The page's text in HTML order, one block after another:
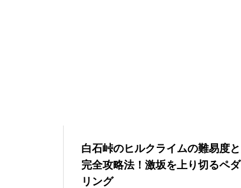
白石峠のヒルクライムの難易度と
完全攻略法！激坂を上り切るペダ
リング